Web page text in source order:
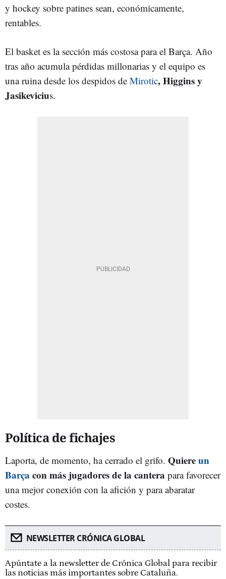
y hockey sobre patines sean, económicamente,
rentables.
El basket es la sección más costosa para el Barça. Año
tras año acumula pérdidas millonarias y el equipo es
una ruina desde los despidos de Mirotic, Higgins y
Jasikevicius.
Política de fichajes
Laporta, de momento, ha cerrado el grifo. Quiereun
Barça con más jugadores de la cantera para favorecer
una mejor conexión con la afición y para abaratar
costes.
NEWSLETTER CRÓNICA GLOBAL
Apúntate a la newsletter de Crónica Global para recibir
las noticias más importantes sobre Cataluña.